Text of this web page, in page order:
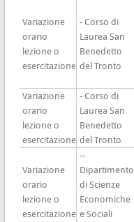
Variazione
orario
lezione o
esercitazione
- Corso di
Laurea San
Benedetto
del Tronto
Variazione
orario
lezione o
esercitazione
- Corso di
Laurea San
Benedetto
del Tronto
Variazione
orario
lezione o
esercitazione
--
Dipartimento
di Scienze
Economiche
e Sociali